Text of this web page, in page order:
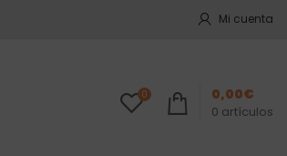
Mi cuenta
0
0 artículos
0,00€